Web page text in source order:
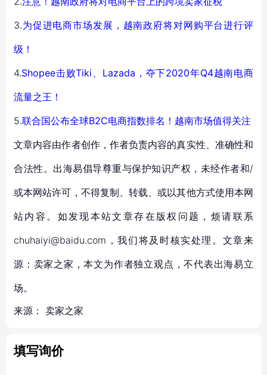
3.为促进电商市场发展，越南政府将对网购平台进行评
级！
4.Shopee击败Tiki、Lazada，夺下2020年Q4越南电商
流量之王！
5.联合国公布全球B2C电商指数排名！越南市场值得关注
文章内容由作者创作，作者负责内容的真实性、准确性和
合法性。出海易倡导尊重与保护知识产权，未经作者和/
或本网站许可，不得复制、转载、或以其他方式使用本网
站内容。如发现本站文章存在版权问题，烦请联系
chuhaiyi@baidu.com，我们将及时核实处理。文章来
源：卖家之家，本文为作者独立观点，不代表出海易立
场。
来源： 卖家之家
填写询价